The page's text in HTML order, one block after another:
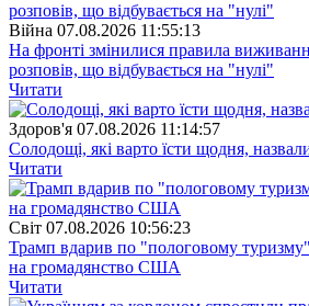
Війна 07.08.2026 11:55:13
На фронті змінилися правила
розповів, що відбувається на "нулі"
Читати
Здоров'я 07.08.2026 11:14:57
Солодощі, які варто їсти щодня,
Читати
Свiт 07.08.2026 10:56:23
Трамп вдарив по "пологовому
на громадянство США
Читати